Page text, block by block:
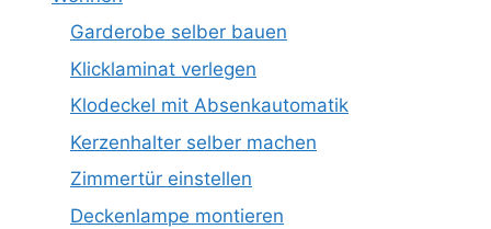
Garderobe selber bauen
Klicklaminat verlegen
Klodeckel mit Absenkautomatik
Kerzenhalter selber machen
Zimmertür einstellen
Deckenlampe montieren